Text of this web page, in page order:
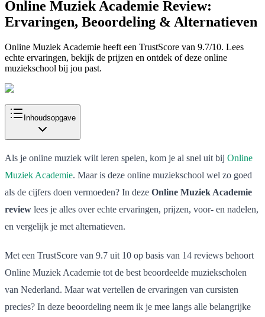
Online Muziek Academie Review:
Ervaringen, Beoordeling & Alternatieven
Online Muziek Academie heeft een TrustScore van 9.7/10. Lees
echte ervaringen, bekijk de prijzen en ontdek of deze online
muziekschool bij jou past.
Inhoudsopgave
Als je online muziek wilt leren spelen, kom je al snel uit bij Online
Muziek Academie. Maar is deze online muziekschool wel zo goed
als de cijfers doen vermoeden? In deze Online Muziek Academie
review lees je alles over echte ervaringen, prijzen, voor- en nadelen,
en vergelijk je met alternatieven.
Met een TrustScore van 9.7 uit 10 op basis van 14 reviews behoort
Online Muziek Academie tot de best beoordeelde muziekscholen
van Nederland. Maar wat vertellen de ervaringen van cursisten
precies? In deze beoordeling neem ik je mee langs alle belangrijke